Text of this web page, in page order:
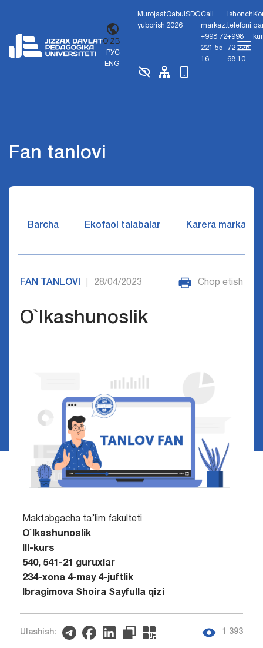
O'ZB
РУС
ENG
Murojaat
yuborish
Qabul
2026
SDGCall
markaz:
+998 72
221 55
16
Ishonch
telefoni:
+998
72 226
68 10
Fan tanlovi
Barcha Ekofaol talabalar Karera markazi
FAN TANLOVI 28/04/2023 Chop etish
O`lkashunoslik
Maktabgacha ta’lim fakulteti
O`lkashunoslik
III-kurs
540, 541-21 guruxlar
234-xona 4-may 4-juftlik
Ibragimova Shoira Sayfulla qizi
Ulashish: 1 393